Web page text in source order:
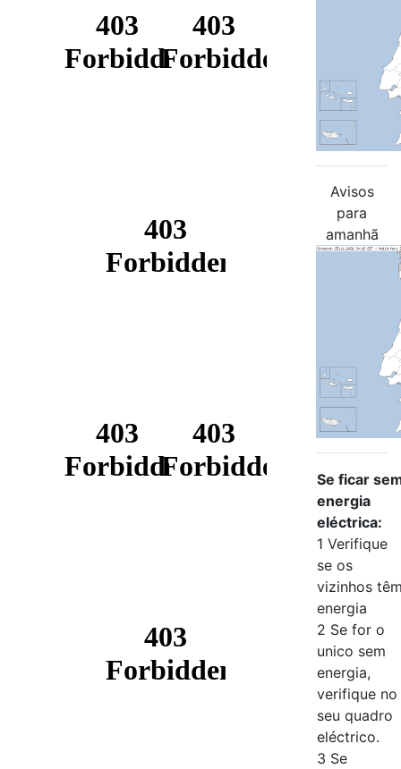
Avisos
para
amanhã
Se ficar
energia
eléctrica:
1 Verifique
se os
vizinhos
energia
2 Se for o
unico sem
energia,
verifique no
seu quadro
eléctrico.
3 Se